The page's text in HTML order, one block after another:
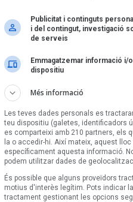
en català, castellà i
del concepte de l’amor
medieval –excepte “Cos a
amorosa de Teresa de
perquè
tenim un passat que
lletres expresso com he
Publicitat i continguts
i del contingut, investigació
de serveis
Emmagatzemar informació i/
dispositiu
Més informació
Les teves dades personals es
teu dispositiu (galetes, identificadors
es comparteixi amb 210 partners, els
la o accedir-hi. Així mateix, aquest
específicament aquesta informació.
podem utilitzar dades de
És possible que alguns proveïdors
motius d'interès legítim. Pots indicar
tractament gestionant les opcions